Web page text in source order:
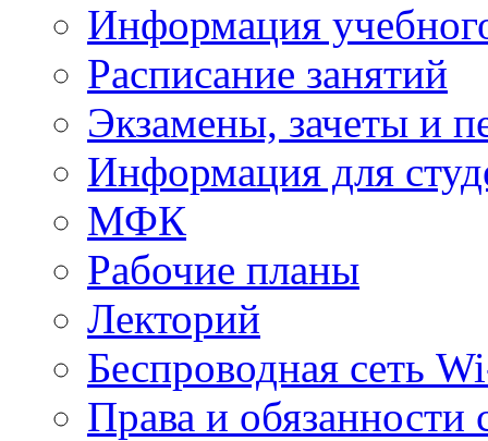
Информация
Расписание занятий
Экзамены, зачеты и
Информация для
МФК
Рабочие планы
Лекторий
Беспроводная сеть
Права и обязанности